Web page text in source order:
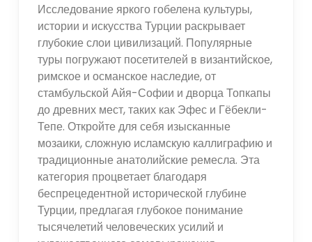
Исследование яркого гобелена культуры,
истории и искусства Турции раскрывает
глубокие слои цивилизаций. Популярные
туры погружают посетителей в византийское,
римское и османское наследие, от
стамбульской Айя-Софии и дворца Топкапы
до древних мест, таких как Эфес и Гёбекли-
Тепе. Откройте для себя изысканные
мозаики, сложную исламскую каллиграфию и
традиционные анатолийские ремесла. Эта
категория процветает благодаря
беспрецедентной исторической глубине
Турции, предлагая глубокое понимание
тысячелетий человеческих усилий и